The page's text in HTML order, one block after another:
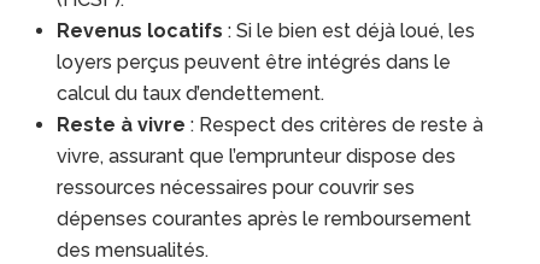
Revenus locatifs : Si le bien est déjà loué, les
loyers perçus peuvent être intégrés dans le
calcul du taux d’endettement.
Reste à vivre : Respect des critères de reste à
vivre, assurant que l’emprunteur dispose des
ressources nécessaires pour couvrir ses
dépenses courantes après le remboursement
des mensualités.